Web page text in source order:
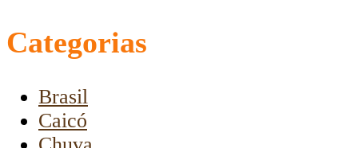
Categorias
Brasil
Caicó